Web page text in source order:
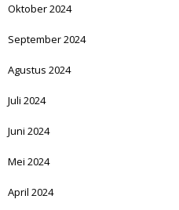
Oktober 2024
September 2024
Agustus 2024
Juli 2024
Juni 2024
Mei 2024
April 2024